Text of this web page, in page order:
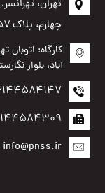
تهران،
چهارم، پلاک ۱۵۷، طبقه اول، واحد ۲
کارگاه:
آباد، بلوار
info@pnss.ir